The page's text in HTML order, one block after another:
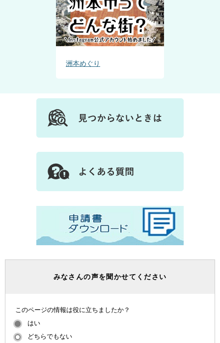
洲本めぐり
みなさんの声を聞かせてください
このページの情報は役に立ちましたか？
はい
どちらでもない